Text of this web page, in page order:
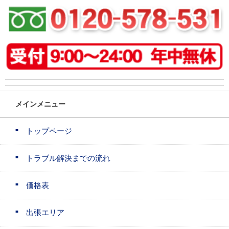
メインメニュー
トップページ
トラブル解決までの流れ
価格表
出張エリア